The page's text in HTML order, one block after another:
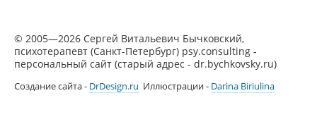
© 2005—2026 Сергей Витальевич Бычковский,
психотерапевт (Санкт-Петербург) psy.consulting -
персональный сайт (старый адрес - dr.bychkovsky.ru)
Создание сайта - DrDesign.ru Иллюстрации - Darina Biriulina